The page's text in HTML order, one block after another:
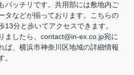
バッチリです。共用部には敷地内ご
タなどが揃っております。こちらの
13分と歩いてアクセスできます。
ましたら、contact@in-ex.co.jp宛に
ば、横浜市神奈川区地域の詳細情報
。